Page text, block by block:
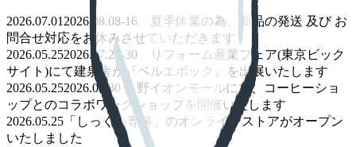
2026.07.01 2026.08.08-16 夏季休業の為、商品の発送 及び お
問合せ対応をお休みさせていただきます
2026.05.252026.07.29-30 リフォーム産業フェア(東京ビック
サイト)にて建泉舎が『ベルエポック』を出展いたします
2026.05.252026.05.30 佐野イオンモールにて、コーヒーショ
ップとのコラボワークショップを開催いたします
2026.05.25 「しっくい専科」のオンラインストアがオープン
いたしました